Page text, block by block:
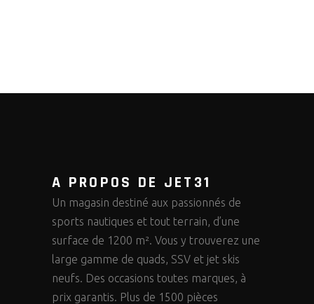
A PROPOS DE JET31
Un magasin destiné aux passionnés de
sports nautiques et tout terrain, d’une
surface de 1200 m². Vous y trouverez une
large gamme de quads, SSV et jet skis
neufs. Des occasions toutes marques, à
prix garantis. Plus de 1500 pièces